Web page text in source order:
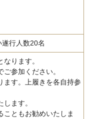
遂行人数20名
ります。
参加ください。
す。上履きを各自持参
ます。
ともお勧めいたしま